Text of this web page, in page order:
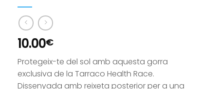
10.00€
Protegeix-te del sol amb aquesta gorra
exclusiva de la Tarraco Health Race.
Dissenyada amb reixeta posterior per a una